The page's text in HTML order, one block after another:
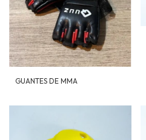
GUANTES DE MMA